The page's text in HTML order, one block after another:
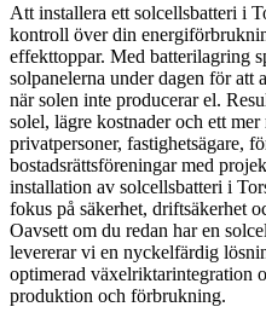
Att installera ett solcellsbatteri i
kontroll över din
effekttoppar. Med batterilagring
solpanelerna under dagen för att
när solen inte producerar el.
solel, lägre kostnader och ett
privatpersoner, fastighetsägare,
bostadsrättsföreningar med
installation av solcellsbatteri i
fokus på säkerhet, driftsäkerhet
Oavsett om du redan har en
levererar vi en nyckelfärdig
optimerad växelriktarintegration
produktion och förbrukning.